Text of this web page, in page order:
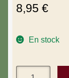
8,95 €
En stock